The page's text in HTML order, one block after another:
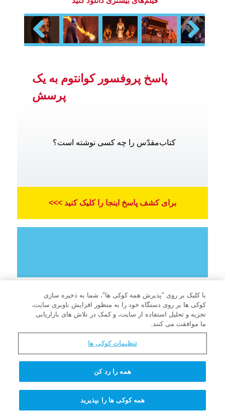
Previous Next
پاسخ پروفسور کوانتوم به یک
پرسش
کتاب‌مقدّس را چه کسی نوشته است؟
برای کشف پاسخ اینجا را کلیک کنید >>>
سیاست حفظ حریم خصوصی
اطلاعات برای والدین
سؤالات متداول
تماس با ما
با کلیک بر روی "پذیرش همه کوکی ها"، شما به ذخیره سازی
کوکی ها بر روی دستگاه خود را به منظور افزایش ناوبری سایت،
تجزیه و تحلیل استفاده از سایت، و کمک در تلاش های بازاریابی
ما موافقت می کنند.
تنظیمات کوکی ها
همه را رد کن
همه کوکی ها را بپذیرید